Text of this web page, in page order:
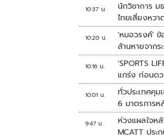
10:37 น.
นักวิชาการ
ไทยเสี่ยงหว
10:20 น.
'หมอวรงค์' ข้
ล้านหายจาก
ชาติ
10:16 น.
'SPORTS
แกร่ง ก่อนด
ศึก 'วอลเลย์
กีฬา 7HD
10:01 น.
ทั่วประเทศคุ
6 มาตรการ
ป้องกันเลียน
9:47 น.
ห่วงแผลใจห
MCATT ปร